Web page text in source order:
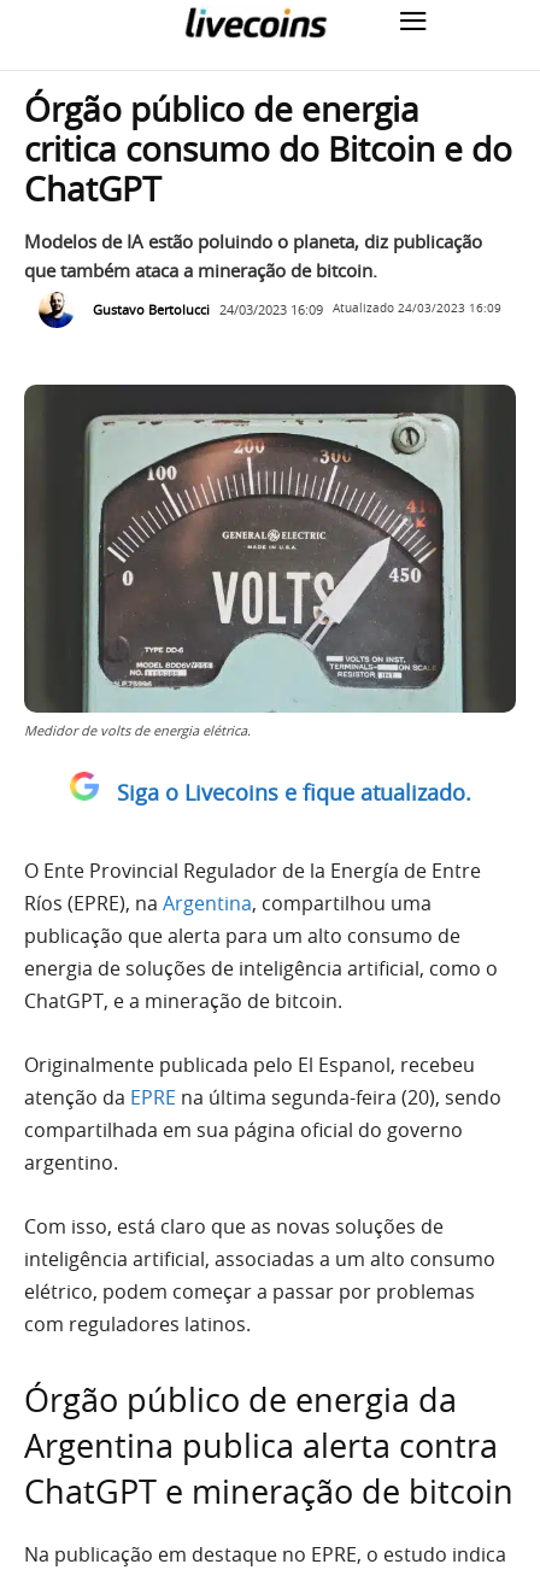
Órgão público de energia
critica consumo do Bitcoin e do
ChatGPT
Modelos de IA estão poluindo o planeta, diz publicação
que também ataca a mineração de bitcoin.
Gustavo Bertolucci 24/03/2023 16:09 Atualizado 24/03/2023 16:09
Medidor de volts de energia elétrica.
Siga o Livecoins e fique atualizado.
O Ente Provincial Regulador de la Energía de Entre
Ríos (EPRE), na Argentina, compartilhou uma
publicação que alerta para um alto consumo de
energia de soluções de inteligência artificial, como o
ChatGPT, e a mineração de bitcoin.
Originalmente publicada pelo El Espanol, recebeu
atenção da EPRE na última segunda-feira (20), sendo
compartilhada em sua página oficial do governo
argentino.
Com isso, está claro que as novas soluções de
inteligência artificial, associadas a um alto consumo
elétrico, podem começar a passar por problemas
com reguladores latinos.
Órgão público de energia da
Argentina publica alerta contra
ChatGPT e mineração de bitcoin
Na publicação em destaque no EPRE, o estudo indica